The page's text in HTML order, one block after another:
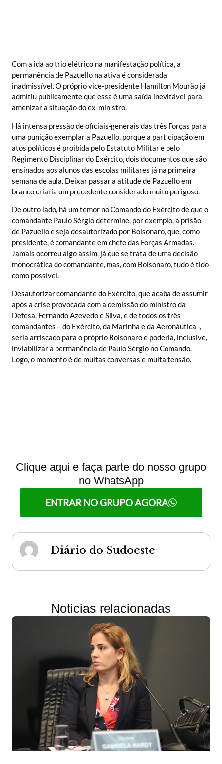
Com a ida ao trio elétrico na manifestação política, a
permanência de Pazuello na ativa é considerada
inadmissível. O próprio vice-presidente Hamilton Mourão já
admitiu publicamente que essa é uma saída inevitável para
amenizar a situação do ex-ministro.
Há intensa pressão de oficiais-generais das três Forças para
uma punição exemplar a Pazuello, porque a participação em
atos políticos é proibida pelo Estatuto Militar e pelo
Regimento Disciplinar do Exército, dois documentos que são
ensinados aos alunos das escolas militares já na primeira
semana de aula. Deixar passar a atitude de Pazuello em
branco criaria um precedente considerado muito perigoso.
De outro lado, há um temor no Comando do Exército de que o
comandante Paulo Sérgio determine, por exemplo, a prisão
de Pazuello e seja desautorizado por Bolsonaro, que, como
presidente, é comandante em chefe das Forças Armadas.
Jamais ocorreu algo assim, já que se trata de uma decisão
monocrática do comandante, mas, com Bolsonaro, tudo é tido
como possível.
Desautorizar comandante do Exército, que acaba de assumir
após a crise provocada com a demissão do ministro da
Defesa, Fernando Azevedo e Silva, e de todos os três
comandantes – do Exército, da Marinha e da Aeronáutica -,
seria arriscado para o próprio Bolsonaro e poderia, inclusive,
inviabilizar a permanência de Paulo Sérgio no Comando.
Logo, o momento é de muitas conversas e muita tensão.
Clique aqui e faça parte do nosso grupo
no WhatsApp
ENTRAR NO GRUPO AGORA
Diário do Sudoeste
Noticias relacionadas